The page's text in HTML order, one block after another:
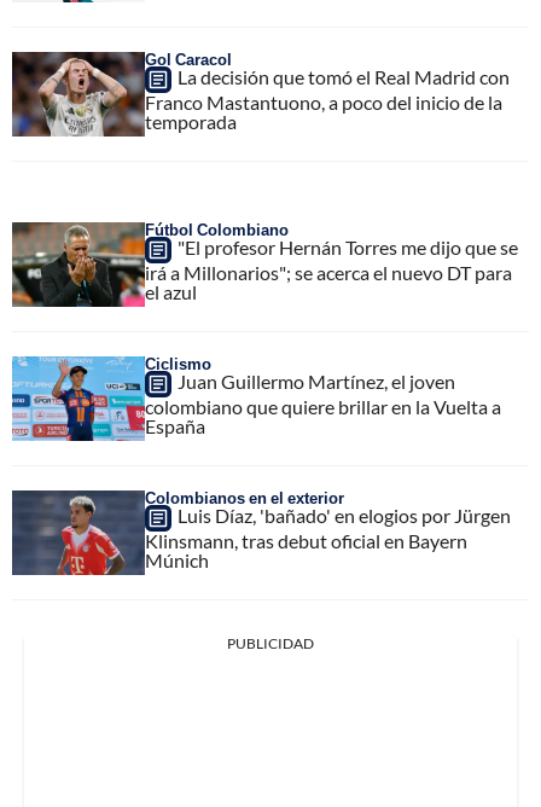
Gol Caracol
La decisión que tomó el Real Madrid con
Franco Mastantuono, a poco del inicio de la
temporada
Fútbol Colombiano
"El profesor Hernán Torres me dijo que se
irá a Millonarios"; se acerca el nuevo DT para
el azul
Ciclismo
Juan Guillermo Martínez, el joven
colombiano que quiere brillar en la Vuelta a
España
Colombianos en el exterior
Luis Díaz, 'bañado' en elogios por Jürgen
Klinsmann, tras debut oficial en Bayern
Múnich
PUBLICIDAD